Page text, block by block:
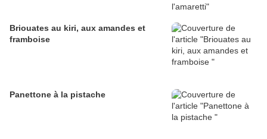
Briouates au kiri, aux amandes et
framboise
Panettone à la pistache